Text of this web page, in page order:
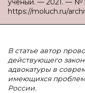
ученый. — 2021. — №
https://moluch.ru/
В статье автор
действующего
адвокатуры в
имеющихся
России.